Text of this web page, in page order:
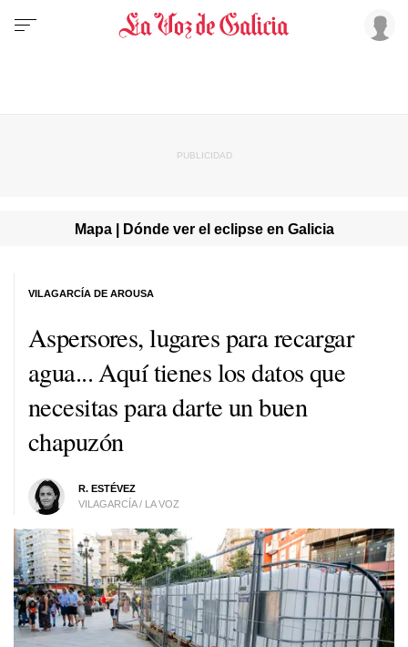
Mapa | Dónde ver el eclipse en Galicia
Aspersores, lugares para recargar
agua... Aquí tienes los datos que
necesitas para darte un buen
chapuzón
R. ESTÉVEZ
VILAGARCÍA / LA VOZ
VILAGARCÍA DE AROUSA